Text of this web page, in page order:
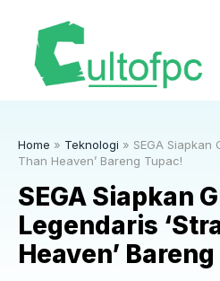
Home » Teknologi » SEGA Siapkan
Than Heaven’ Bareng Tupac!
SEGA Siapkan
Legendaris
Heaven’